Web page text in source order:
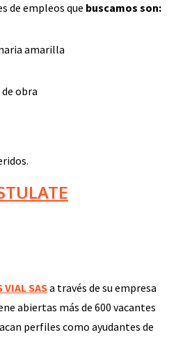
de empleos que buscamos son:
amarilla
obra
VIAL SASa través de su empresa
abiertas más de 600 vacantes
perfiles como ayudantes de